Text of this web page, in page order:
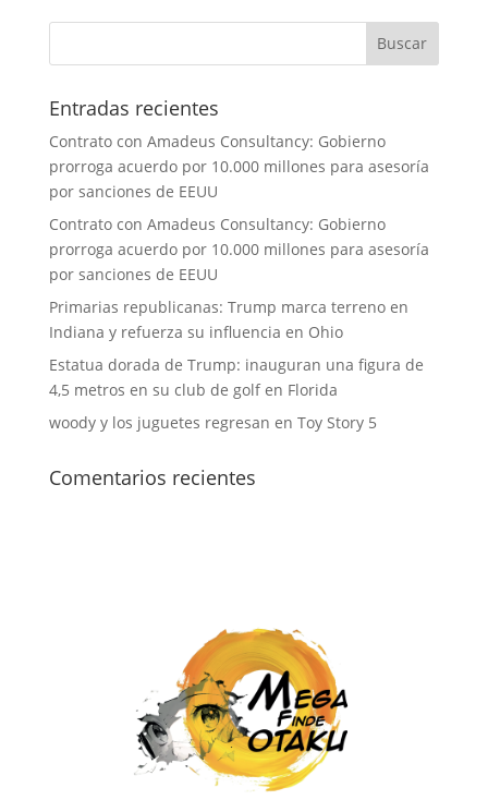
Entradas recientes
Contrato con Amadeus Consultancy: Gobierno
prorroga acuerdo por 10.000 millones para asesoría
por sanciones de EEUU
Contrato con Amadeus Consultancy: Gobierno
prorroga acuerdo por 10.000 millones para asesoría
por sanciones de EEUU
Primarias republicanas: Trump marca terreno en
Indiana y refuerza su influencia en Ohio
Estatua dorada de Trump: inauguran una figura de
4,5 metros en su club de golf en Florida
woody y los juguetes regresan en Toy Story 5
Comentarios recientes